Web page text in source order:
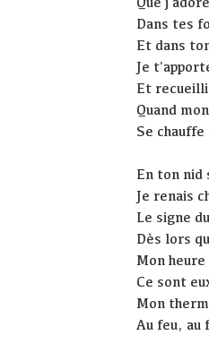
Dans tes
Et dans
Je
Et
Quand
Se
En ton nid
Je renais
Le signe
Dès lors
Mon
Ce sont
Mon
Au feu, au